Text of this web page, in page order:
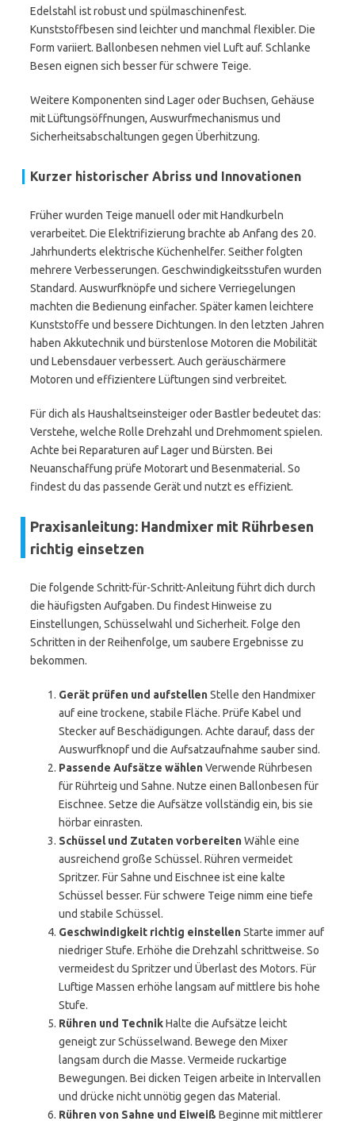
Edelstahl ist robust und spülmaschinenfest.
Kunststoffbesen sind leichter und manchmal flexibler. Die
Form variiert. Ballonbesen nehmen viel Luft auf. Schlanke
Besen eignen sich besser für schwere Teige.
Weitere Komponenten sind Lager oder Buchsen, Gehäuse
mit Lüftungsöffnungen, Auswurfmechanismus und
Sicherheitsabschaltungen gegen Überhitzung.
Kurzer historischer Abriss und Innovationen
Früher wurden Teige manuell oder mit Handkurbeln
verarbeitet. Die Elektrifizierung brachte ab Anfang des 20.
Jahrhunderts elektrische Küchenhelfer. Seither folgten
mehrere Verbesserungen. Geschwindigkeitsstufen wurden
Standard. Auswurfknöpfe und sichere Verriegelungen
machten die Bedienung einfacher. Später kamen leichtere
Kunststoffe und bessere Dichtungen. In den letzten Jahren
haben Akkutechnik und bürstenlose Motoren die Mobilität
und Lebensdauer verbessert. Auch geräuschärmere
Motoren und effizientere Lüftungen sind verbreitet.
Für dich als Haushaltseinsteiger oder Bastler bedeutet das:
Verstehe, welche Rolle Drehzahl und Drehmoment spielen.
Achte bei Reparaturen auf Lager und Bürsten. Bei
Neuanschaffung prüfe Motorart und Besenmaterial. So
findest du das passende Gerät und nutzt es effizient.
Praxisanleitung: Handmixer mit Rührbesen
richtig einsetzen
Die folgende Schritt-für-Schritt-Anleitung führt dich durch
die häufigsten Aufgaben. Du findest Hinweise zu
Einstellungen, Schüsselwahl und Sicherheit. Folge den
Schritten in der Reihenfolge, um saubere Ergebnisse zu
bekommen.
Gerät prüfen und aufstellenStelle den Handmixer
auf eine trockene, stabile Fläche. Prüfe Kabel und
Stecker auf Beschädigungen. Achte darauf, dass der
Auswurfknopf und die Aufsatzaufnahme sauber sind.
Passende Aufsätze wählenVerwende Rührbesen
für Rührteig und Sahne. Nutze einen Ballonbesen für
Eischnee. Setze die Aufsätze vollständig ein, bis sie
hörbar einrasten.
Schüssel und Zutaten vorbereitenWähle eine
ausreichend große Schüssel. Rühren vermeidet
Spritzer. Für Sahne und Eischnee ist eine kalte
Schüssel besser. Für schwere Teige nimm eine tiefe
und stabile Schüssel.
Geschwindigkeit richtig einstellenStarte immer auf
niedriger Stufe. Erhöhe die Drehzahl schrittweise. So
vermeidest du Spritzer und Überlast des Motors. Für
Luftige Massen erhöhe langsam auf mittlere bis hohe
Stufe.
Rühren und TechnikHalte die Aufsätze leicht
geneigt zur Schüsselwand. Bewege den Mixer
langsam durch die Masse. Vermeide ruckartige
Bewegungen. Bei dicken Teigen arbeite in Intervallen
und drücke nicht unnötig gegen das Material.
Rühren von Sahne und Eiweiß Beginne mit mittlerer